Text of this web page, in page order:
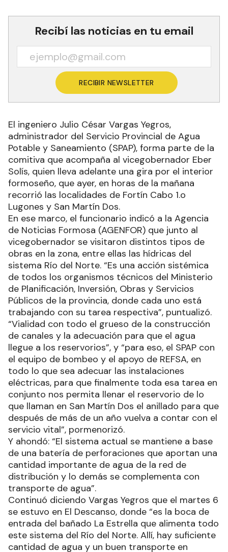
Recibí las noticias en tu email
RECIBIR NEWSLETTER
El ingeniero Julio César Vargas Yegros,
administrador del Servicio Provincial de Agua
Potable y Saneamiento (SPAP), forma parte de la
comitiva que acompaña al vicegobernador Eber
Solís, quien lleva adelante una gira por el interior
formoseño, que ayer, en horas de la mañana
recorrió las localidades de Fortín Cabo 1.o
Lugones y San Martín Dos.
En ese marco, el funcionario indicó a la Agencia
de Noticias Formosa (AGENFOR) que junto al
vicegobernador se visitaron distintos tipos de
obras en la zona, entre ellas las hídricas del
sistema Río del Norte. “Es una acción sistémica
de todos los organismos técnicos del Ministerio
de Planificación, Inversión, Obras y Servicios
Públicos de la provincia, donde cada uno está
trabajando con su tarea respectiva”, puntualizó.
“Vialidad con todo el grueso de la construcción
de canales y la adecuación para que el agua
llegue a los reservorios”, y “para eso, el SPAP con
el equipo de bombeo y el apoyo de REFSA, en
todo lo que sea adecuar las instalaciones
eléctricas, para que finalmente toda esa tarea en
conjunto nos permita llenar el reservorio de lo
que llaman en San Martín Dos el anillado para que
después de más de un año vuelva a contar con el
servicio vital”, pormenorizó.
Y ahondó: “El sistema actual se mantiene a base
de una batería de perforaciones que aportan una
cantidad importante de agua de la red de
distribución y lo demás se complementa con
transporte de agua”.
Continuó diciendo Vargas Yegros que el martes 6
se estuvo en El Descanso, donde “es la boca de
entrada del bañado La Estrella que alimenta todo
este sistema del Río del Norte. Allí, hay suficiente
cantidad de agua y un buen transporte en